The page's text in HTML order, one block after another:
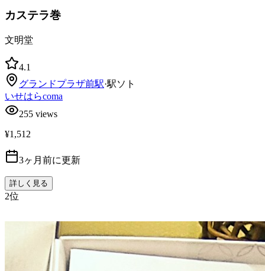
カステラ巻
文明堂
4.1
グランドプラザ前駅·駅ソト
いせはらcoma
255 views
¥1,512
3ヶ月前に更新
詳しく見る
2位